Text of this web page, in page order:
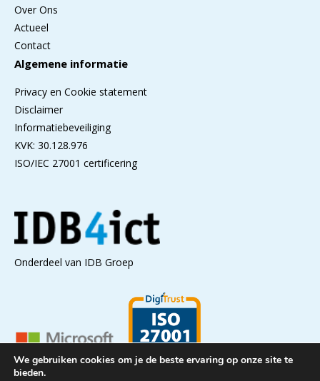
Over Ons
Actueel
Contact
Algemene informatie
Privacy en Cookie statement
Disclaimer
Informatiebeveiliging
KVK: 30.128.976
ISO/IEC 27001 certificering
Onderdeel van IDB Groep
We gebruiken cookies om je de beste ervaring op onze site te
bieden.